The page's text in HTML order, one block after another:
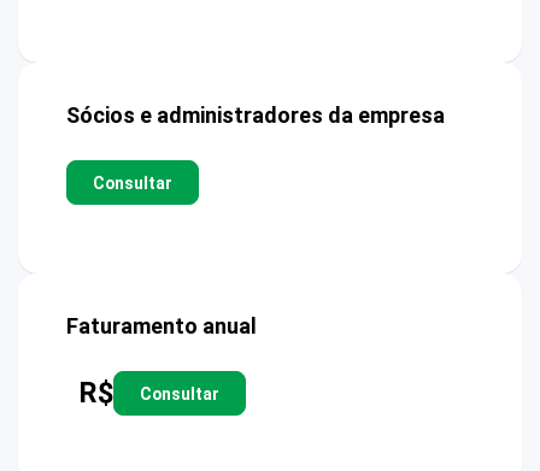
Sócios e administradores da empresa
Consultar
Faturamento anual
R$ Consultar